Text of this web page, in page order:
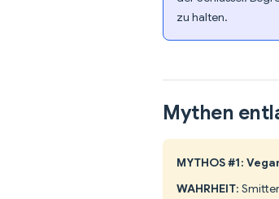
zu halten.
Mythen
MYTHOS #1:
WAHRHEIT: